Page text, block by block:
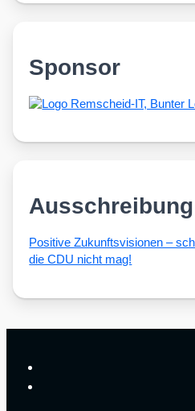
Sponsor
Posi­ti­ve Zukunfts­vi­sio­nen –
die CDU nicht mag!